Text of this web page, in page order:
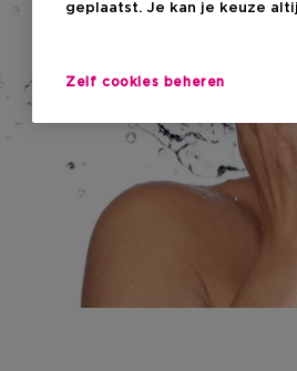
geplaatst. Je kan je keuze
Zelf cookies beheren